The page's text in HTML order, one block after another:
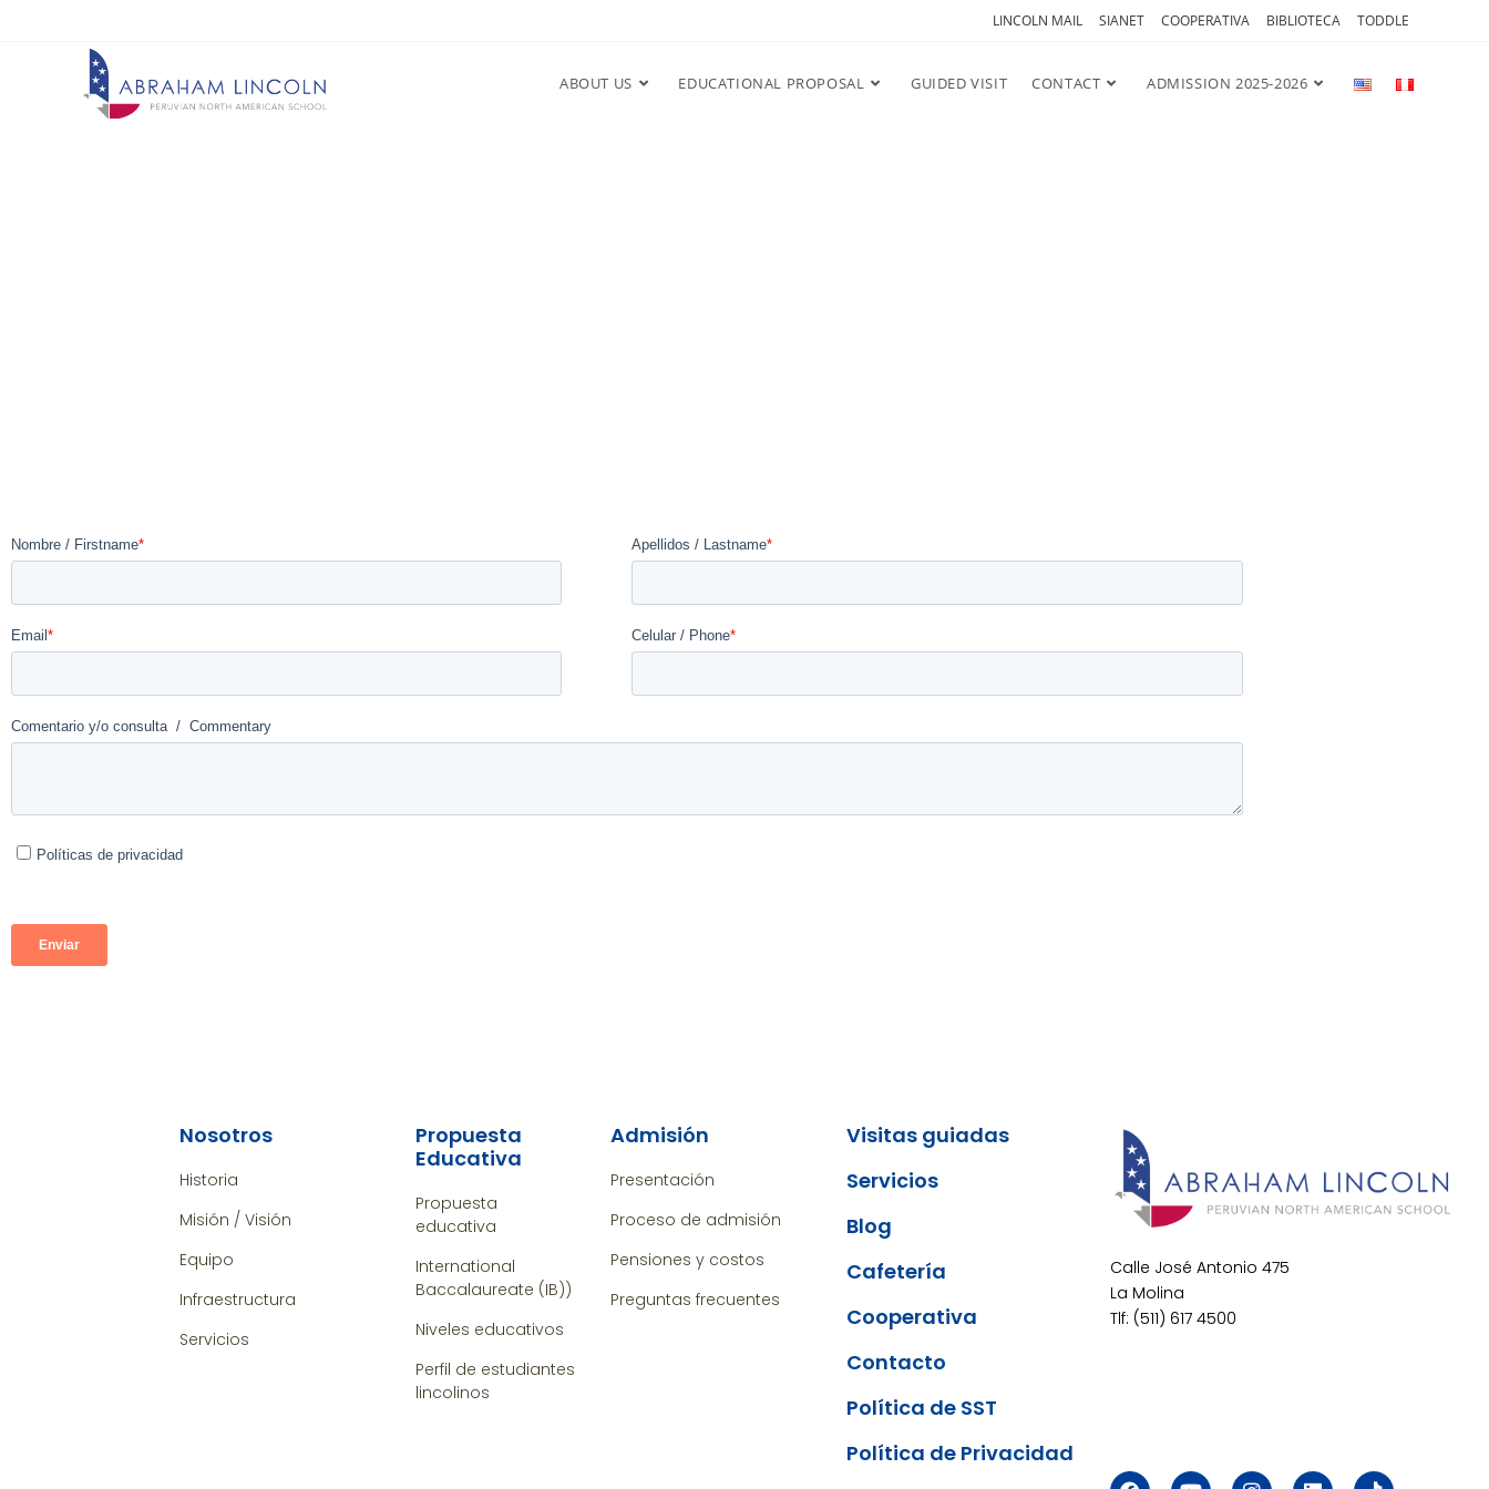
LINCOLN MAIL SIANET COOPERATIVA BIBLIOTECA TODDLE
ABOUT US EDUCATIONAL PROPOSAL GUIDED VISIT CONTACT ADMISSION 2025-2026
Nosotros
Historia
Misión / Visión
Equipo
Infraestructura
Servicios
Propuesta
Educativa
Propuesta
educativa
International
Baccalaureate (IB))
Niveles educativos
Perfil de estudiantes
lincolinos
Admisión
Presentación
Proceso de admisión
Pensiones y costos
Preguntas frecuentes
Visitas guiadas
Servicios
Blog
Cafetería
Cooperativa
Contacto
Política de SST
Política de Privacidad
Calle José Antonio 475
La Molina
Tlf: (511) 617 4500